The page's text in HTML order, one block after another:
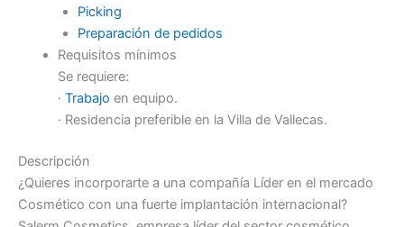
Picking
Preparación de pedidos
Requisitos mínimos
Se requiere:
· Trabajo en equipo.
· Residencia preferible en la Villa de Vallecas.
Descripción
¿Quieres incorporarte a una compañía Líder en el mercado
Cosmético con una fuerte implantación internacional?